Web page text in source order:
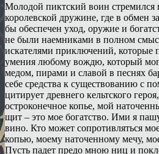
Молодой пиктский воин стремился
королевской дружине, где в обмен
бы обеспечен уход, оружие и
не были наемниками в полном
искателями приключений, которые
умения любому вождю, который
медом, пирами и славой в песнях
себе средства к существованию с
цитирует древнего кельтского
остроконечное копье, мой
щит – это мое богатство. Ими я
вино. Кто может сопротивляться
копью, моему наточенному мечу,
Пусть падет предо мною ниц и